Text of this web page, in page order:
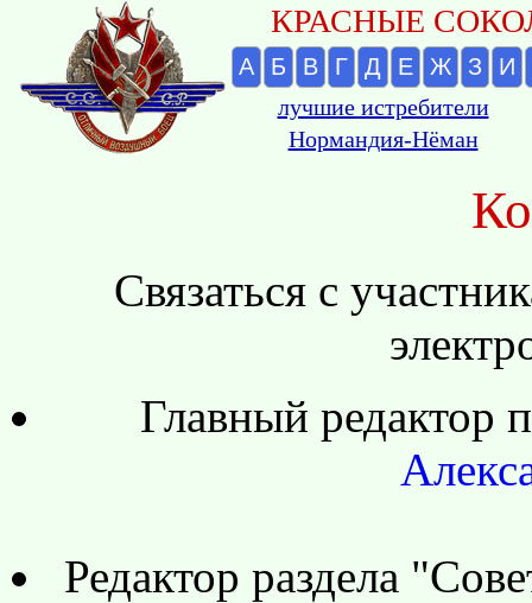
КРАСНЫЕ
А Б В Г Д Е Ж З И
лучшие истребители
Нормандия-Нёман
Связаться с
Главный редактор
Редактор раздела